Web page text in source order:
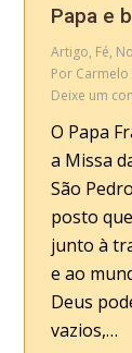
Papa e
Artigo, Fé,
Por
Deixe um
O Papa
a Missa
São
posto
junto à
e ao
Deus
vazios,…